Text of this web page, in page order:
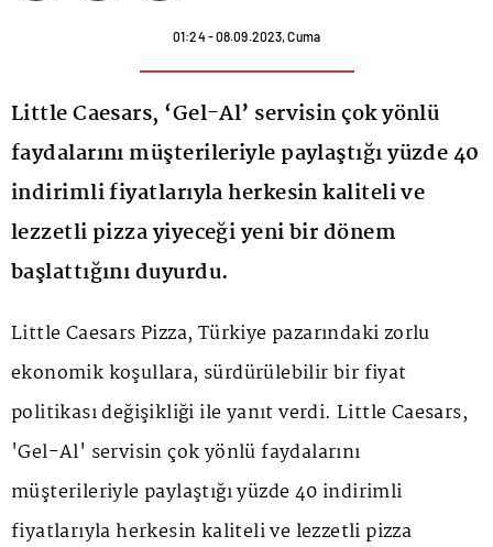
01:24 - 08.09.2023, Cuma
Little Caesars, ‘Gel-Al’ servisin çok yönlü
faydalarını müşterileriyle paylaştığı yüzde 40
indirimli fiyatlarıyla herkesin kaliteli ve
lezzetli pizza yiyeceği yeni bir dönem
başlattığını duyurdu.
Little Caesars Pizza, Türkiye pazarındaki zorlu
ekonomik koşullara, sürdürülebilir bir fiyat
politikası değişikliği ile yanıt verdi. Little Caesars,
'Gel-Al' servisin çok yönlü faydalarını
müşterileriyle paylaştığı yüzde 40 indirimli
fiyatlarıyla herkesin kaliteli ve lezzetli pizza